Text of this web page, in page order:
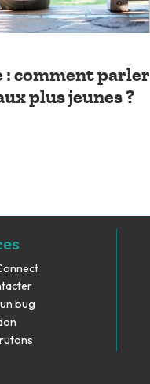
: comment parler
plus jeunes ?
bug